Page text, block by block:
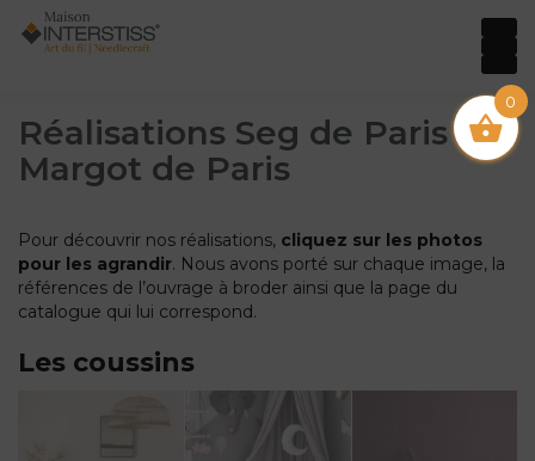
Réalisations Seg de Paris et
Margot de Paris
Pour découvrir nos réalisations, cliquez sur les photos
pour les agrandir. Nous avons porté sur chaque image, la
références de l’ouvrage à broder ainsi que la page du
catalogue qui lui correspond.
Les coussins
0